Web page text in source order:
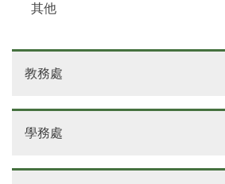
其他
教務處
學務處